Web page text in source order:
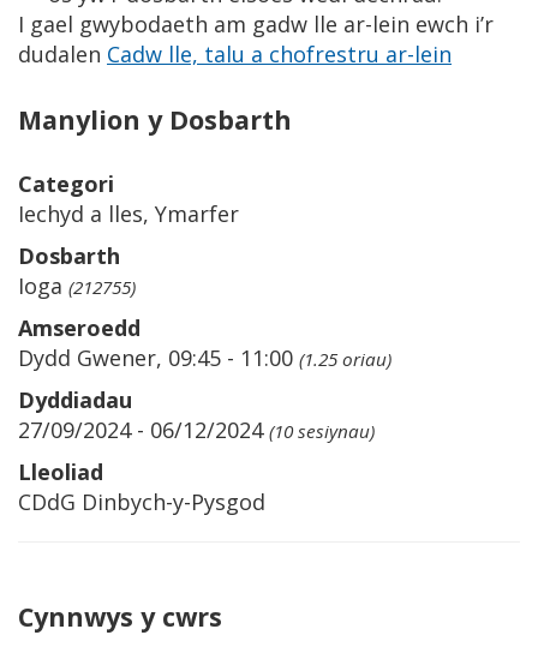
I gael gwybodaeth am gadw lle ar-lein ewch i’r
dudalen Cadw lle, talu a chofrestru ar-lein
Manylion y Dosbarth
Categori
Iechyd a lles, Ymarfer
Dosbarth
Ioga (212755)
Amseroedd
Dydd Gwener, 09:45 - 11:00 (1.25 oriau)
Dyddiadau
27/09/2024 - 06/12/2024 (10 sesiynau)
Lleoliad
CDdG Dinbych-y-Pysgod
Cynnwys y cwrs